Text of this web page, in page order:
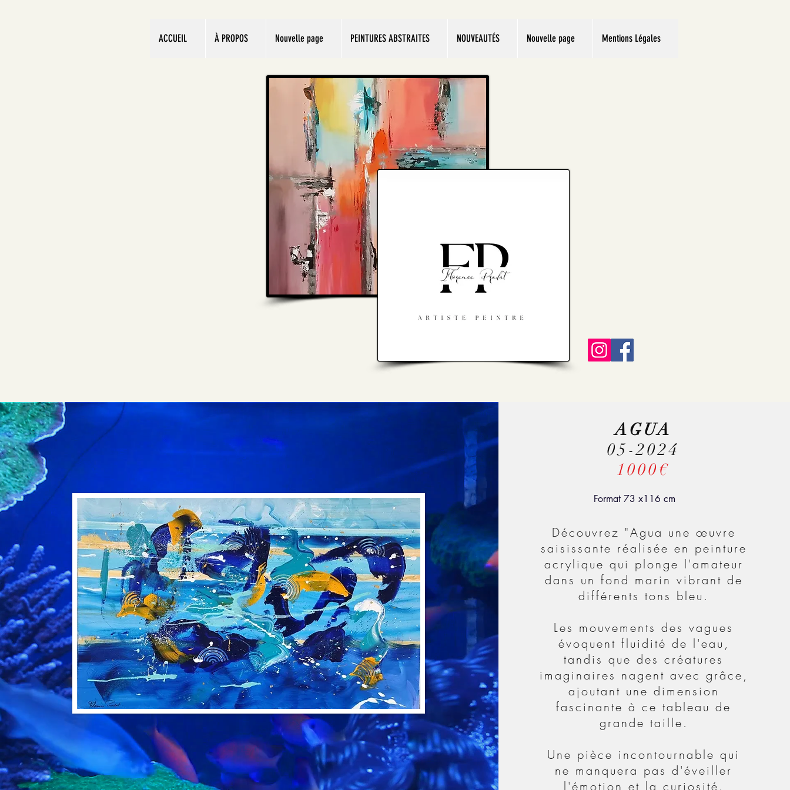
ACCUEIL À PROPOS Nouvelle page PEINTURES ABSTRAITES NOUVEAUTÉS Nouvelle page Mentions Légales
AGUA
05-2024
1000€
Format 73 x116 cm
Découvrez "Agua une œuvre
saisissante réalisée en peinture
acrylique qui plonge l'amateur
dans un fond marin vibrant de
différents tons bleu.
Les mouvements des vagues
évoquent fluidité de l'eau,
tandis que des créatures
imaginaires nagent avec grâce,
ajoutant une dimension
fascinante à ce tableau de
grande taille.
Une pièce incontournable qui
ne manquera pas d'éveiller
l'émotion et la curiosité.